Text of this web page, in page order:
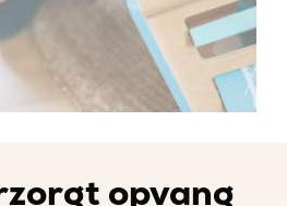
opvang